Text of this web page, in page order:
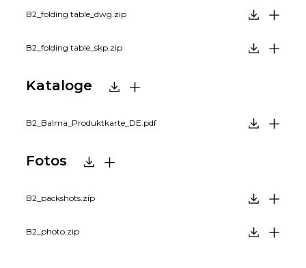
B2_folding table_dwg.zip
B2_folding table_skp.zip
Kataloge
B2_Balma_Produktkarte_DE.pdf
Fotos
B2_packshots.zip
B2_photo.zip